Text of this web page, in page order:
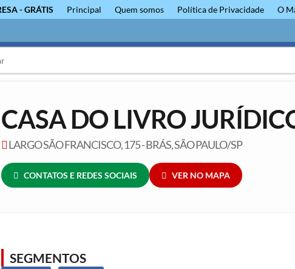
- GRÁTIS Principal Quem somos Política de Privacidade O
CASA DO LIVRO
LARGO SÃO FRANCISCO, 175 - BRÁS, SÃO PAULO/SP
CONTATOS E REDES SOCIAIS VER NO MAPA
SEGMENTOS